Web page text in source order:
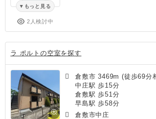
もっと見る
2人検討中
ラ ポルトの空室を探す
倉敷市 3469m (徒歩69分
中庄駅 歩15分
倉敷駅 歩51分
早島駅 歩58分
倉敷市中庄